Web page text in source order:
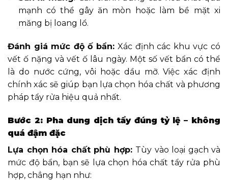
mạnh có thể gây ăn mòn hoặc làm bề mặt xi
măng bị loang lổ.
Đánh giá mức độ ố bẩn:Xác định các khu vực có
vết ố nặng và vết ố lâu ngày. Một số vết bẩn có thể
là do nước cứng, vôi hoặc dầu mỡ. Việc xác định
chính xác sẽ giúp bạn lựa chọn hóa chất và phương
pháp tẩy rửa hiệu quả nhất.
Bước 2: Pha dung dịch tẩy đúng tỷ lệ – không
quá đậm đặc
Lựa chọn hóa chất phù hợp: Tùy vào loại gạch và
mức độ bẩn, bạn sẽ lựa chọn hóa chất tẩy rửa phù
hợp, chẳng hạn như: